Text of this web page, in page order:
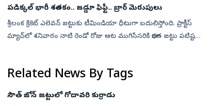
పడిక్కల్‌ భారీ శతకం.. జడ్డూ ఫిఫ్టీ.. బ్రార్‌ మెరుపులు
శ్రీలంక క్రికెట్‌ ఎలెవన్‌ జట్టుకు టీమిండియా ధీటుగా బదులిస్తోంది. ప్రాక్టీస్‌
మ్యాచ్‌లో శనివారం నాటి రెండో రోజు ఆట ముగిసేసరికి భారత జట్టు పటిష్ట
Related News By Tags
సౌత్‌ జోన్‌ జట్టులో గోదావరి కుర్రాడు